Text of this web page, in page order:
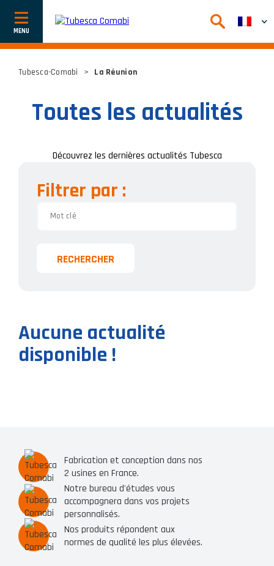
Afficher
ou
Tubesca-Comabi > La Réunion
Toutes les actualités
Découvrez les dernières actualités Tubesca
Filtrer par :
RECHERCHER
Aucune actualité
disponible !
Fabrication et conception dans nos
2 usines en France.
Notre bureau d'études vous
accompagnera dans vos projets
personnalisés.
Nos produits répondent aux
normes de qualité les plus élevées.